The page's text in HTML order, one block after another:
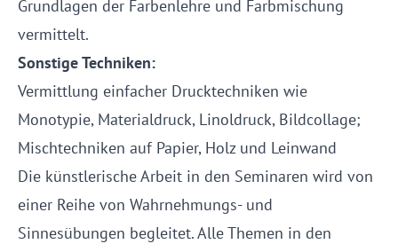
Grundlagen der Farbenlehre und Farbmischung
vermittelt.
Sonstige Techniken:
Vermittlung einfacher Drucktechniken wie
Monotypie, Materialdruck, Linoldruck, Bildcollage;
Mischtechniken auf Papier, Holz und Leinwand
Die künstlerische Arbeit in den Seminaren wird von
einer Reihe von Wahrnehmungs- und
Sinnesübungen begleitet. Alle Themen in den